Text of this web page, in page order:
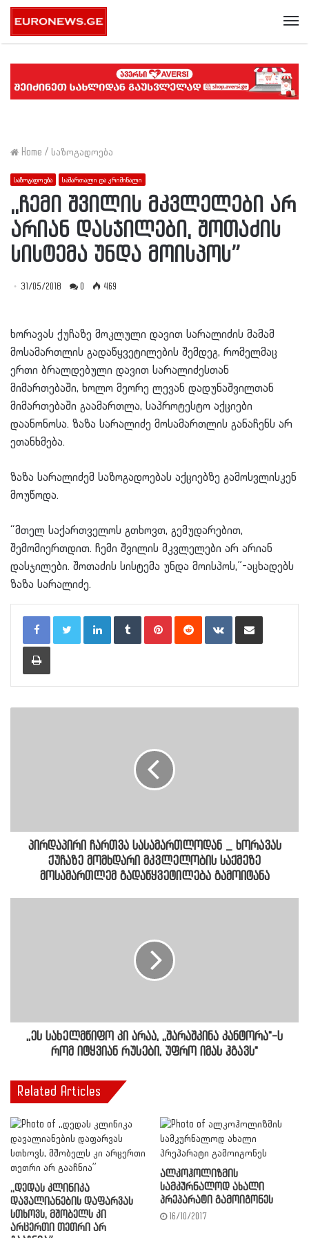
Home / საზოგადოება
საზოგადოება სამართალი და კრიმინალი
,,ჩემი შვილის მკვლელები არ
არიან დასჯილები, შოთაძის
სისტემა უნდა მოისპოს”
31/05/2018 0 469
ხორავას ქუჩაზე მოკლული დავით სარალიძის მამამ
მოსამართლის გადაწყვეტილების შემდეგ, რომელმაც
ერთი ბრალდებული დავით სარალიძესთან
მიმართებაში, ხოლო მეორე ლევან დადუნაშვილთან
მიმართებაში გაამართლა, საპროტესტო აქციები
დაანონოსა. ზაზა სარალიძე მოსამართლის განაჩენს არ
ეთანხმება.
ზაზა სარალიძემ საზოგადოებას აქციებზე გამოსვლისკენ
მოუწოდა.
“მთელ საქართველოს გთხოვთ, გემუდარებით,
შემომიერთდით. ჩემი შვილის მკვლელები არ არიან
დასჯილები. შოთაძის სისტემა უნდა მოისპოს,”-აცხადებს
ზაზა სარალიძე.
LinkedInTumblr PinterestReddit VKontakteShare via Email
Print
პირდაპირი ჩართვა სასამართლოდან _ ხორავას
ქუჩაზე მომხდარი მკვლელობის საქმეზე
მოსამართლემ გადაწყვეტილება გამოიტანა
,,ეს სახელმწიფო კი არაა, ,,შარაშკინა კანტორა"-ს
რომ იტყვიან რუსები, უფრო იმას ჰგავს"
Related Articles
,,დედას კლინიკა
დავალიანების დაფარვას
სთხოვს, მშობელს კი
არცერთი თეთრი არ
ალკოჰოლიზმის
სამკურნალოდ ახალი
პრეპარატი გამოიგონეს
16/10/2017